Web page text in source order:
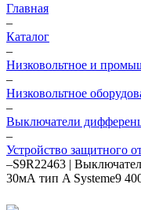
Главная
–
Каталог
–
Низковольтное и
–
Низковольтное
–
Выключатели
–
Устройство защитного
–S9R22463 |
30мА тип A Systeme9